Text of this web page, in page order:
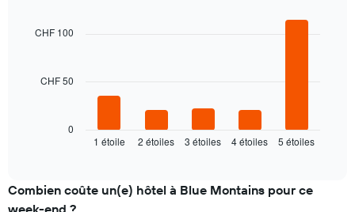
with
dessous
moyen
d'une
1 étoile 2 étoiles 3 étoiles 4 étoiles 5 étoiles
0
CHF 50
CHF 100
Combien coûte un(e) hôtel à Blue Montains pour ce
week-end ?